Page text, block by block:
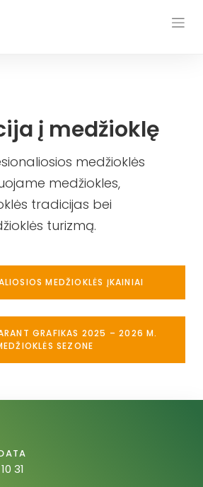
į medžioklę
medžioklės
medžiokles,
tradicijas bei
turizmą.
MEDŽIOKLĖS ĮKAINIAI
GRAFIKAS 2025 – 2026 M.
SEZONE
31